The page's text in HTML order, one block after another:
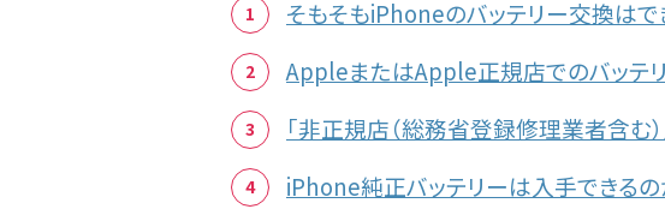
そもそもiPhoneのバッテリー交換はで
AppleまたはApple正規店でのバッテ
「非正規店（総務省登録修理業者含む
iPhone純正バッテリーは入手できる